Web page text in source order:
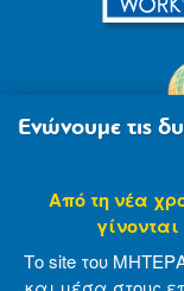
Ενώνουμε τις
Από τη νέα
Το site του